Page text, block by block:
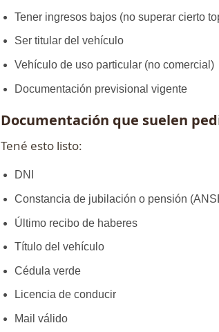
Tener ingresos bajos (no superar cierto
Ser titular del vehículo
Vehículo de uso particular (no comercial)
Documentación previsional vigente
Documentación que suelen
Tené esto listo:
DNI
Constancia de jubilación o pensión
Último recibo de haberes
Título del vehículo
Cédula verde
Licencia de conducir
Mail válido